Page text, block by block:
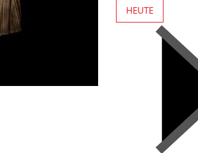
HEUTE